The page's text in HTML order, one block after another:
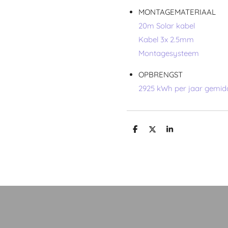
MONTAGEMATERIAAL
20m Solar kabel
Kabel 3x 2.5mm
Montagesysteem
OPBRENGST
2925 kWh per jaar
D
D
S